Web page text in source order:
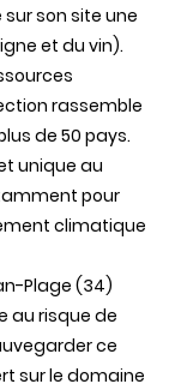
sur son site une
et du vin).
rassemble
de 50 pays.
unique au
pour
climatique
Plage (34)
au risque de
ce
sur le domaine